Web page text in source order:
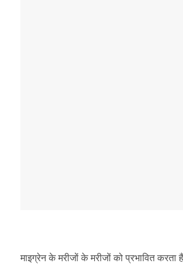
माइग्रेन के मरीजों के मरीजों को प्रभावित करता हैं